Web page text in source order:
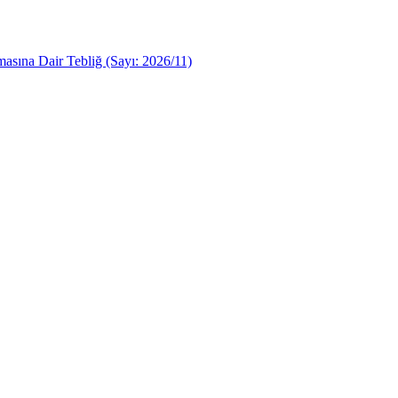
Dair Tebliğ (Sayı: 2026/11)